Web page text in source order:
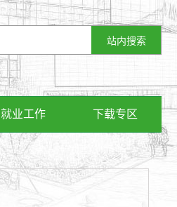
就业工作 下载专区